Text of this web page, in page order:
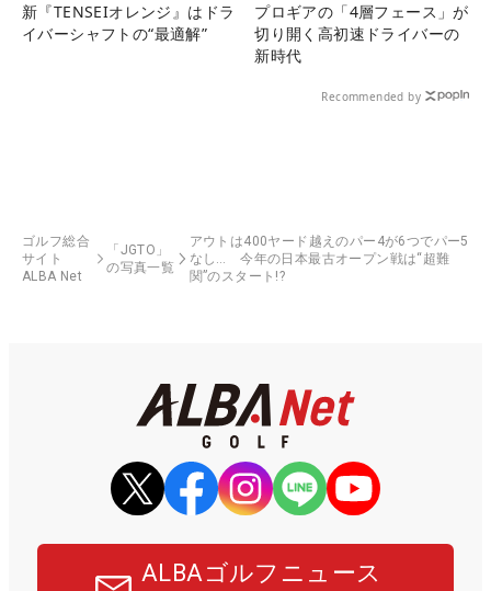
新『TENSEIオレンジ』はドラ
イバーシャフトの“最適解”
プロギアの「4層フェース」が
切り開く高初速ドライバーの
新時代
Recommended by
ゴルフ総合
サイト
ALBA Net
「JGTO」
の写真一覧
アウトは400ヤード越えのパー4が6つでパー5
なし… 今年の日本最古オープン戦は“超難
関”のスタート!?
ALBAゴルフニュース